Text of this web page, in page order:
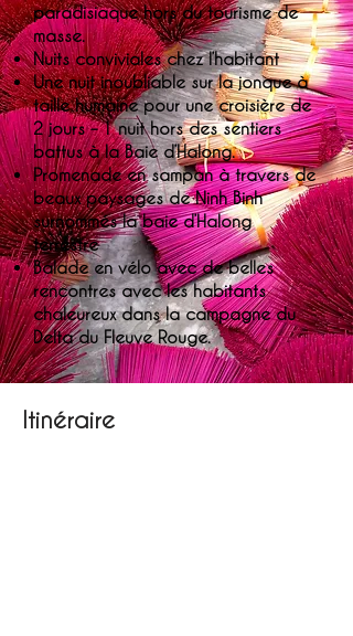
paradisiaque hors du tourisme de
masse.
Nuits conviviales chez l’habitant
Une nuit inoubliable sur la jonque à
taille humaine pour une croisière de
2 jours – 1 nuit hors des sentiers
battus à la Baie d’Halong.
Promenade en sampan à travers de
beaux paysages de Ninh Binh
surnommés la baie d’Halong
terrestre
Balade en vélo avec de belles
rencontres avec les habitants
chaleureux dans la campagne du
Delta du Fleuve Rouge.
Itinéraire